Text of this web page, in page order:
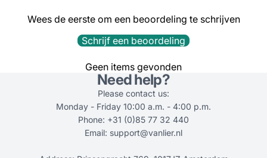
Wees de eerste om een beoordeling te schrijven
Schrijf een beoordeling
Geen items gevonden
Need help?
Please contact us:
Monday - Friday 10:00 a.m. - 4:00 p.m.
Phone: +31 (0)85 77 32 440
Email: support@vanlier.nl